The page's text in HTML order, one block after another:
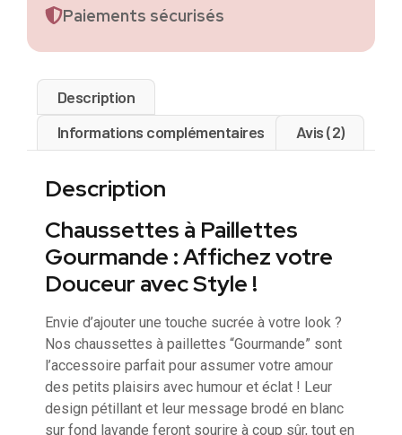
Paiements sécurisés
Description
Informations complémentaires
Avis (2)
Description
Chaussettes à Paillettes
Gourmande : Affichez votre
Douceur avec Style !
Envie d’ajouter une touche sucrée à votre look ?
Nos chaussettes à paillettes “Gourmande” sont
l’accessoire parfait pour assumer votre amour
des petits plaisirs avec humour et éclat ! Leur
design pétillant et leur message brodé en blanc
sur fond lavande feront sourire à coup sûr, tout en